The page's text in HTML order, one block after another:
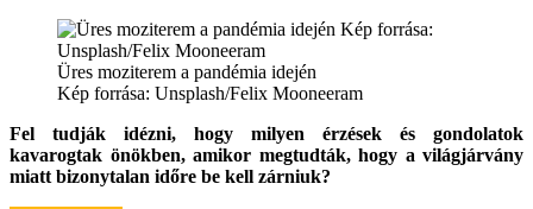
Üres moziterem a pandémia idején
Kép forrása: Unsplash/Felix Mooneeram
Fel tudják idézni, hogy milyen érzések és gondolatok
kavarogtak önökben, amikor megtudták, hogy a világjárvány
miatt bizonytalan időre be kell zárniuk?